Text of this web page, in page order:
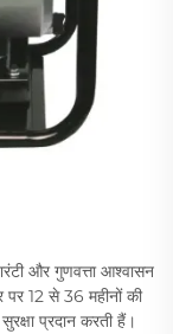
और गुणवत्ता आश्वासन
12 से 36 महीनों की
प्रदान करती हैं।